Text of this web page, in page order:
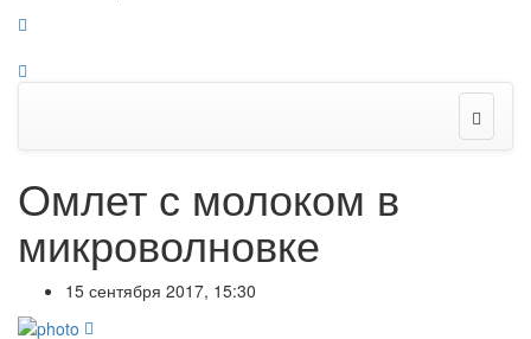
Омлет с молоком в
микроволновке
15 сентября 2017, 15:30